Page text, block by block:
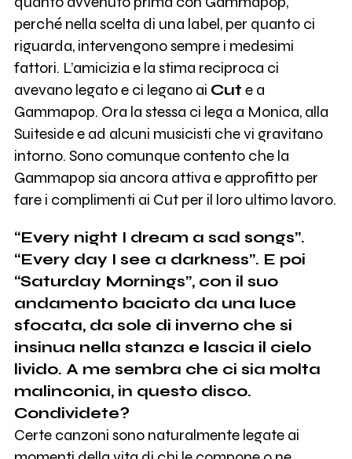
perché nella scelta di una label, per quanto ci
riguarda, intervengono sempre i medesimi
fattori. L’amicizia e la stima reciproca ci
avevano legato e ci legano ai Cut e a
Gammapop. Ora la stessa ci lega a Monica, alla
Suiteside e ad alcuni musicisti che vi gravitano
intorno. Sono comunque contento che la
Gammapop sia ancora attiva e approfitto per
fare i complimenti ai Cut per il loro ultimo lavoro.
“Every night I dream a sad songs”.
“Every day I see a darkness”. E poi
“Saturday Mornings”, con il suo
andamento baciato da una luce
sfocata, da sole di inverno che si
insinua nella stanza e lascia il cielo
livido. A me sembra che ci sia molta
malinconia, in questo disco.
Condividete?
Certe canzoni sono naturalmente legate ai